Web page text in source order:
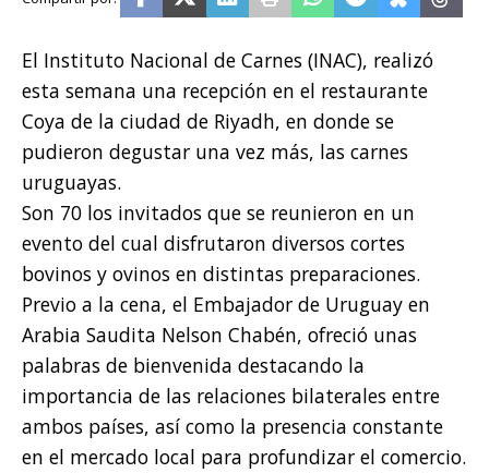
El Instituto Nacional de Carnes (INAC), realizó
esta semana una recepción en el restaurante
Coya de la ciudad de Riyadh, en donde se
pudieron degustar una vez más, las carnes
uruguayas.
Son 70 los invitados que se reunieron en un
evento del cual disfrutaron diversos cortes
bovinos y ovinos en distintas preparaciones.
Previo a la cena, el Embajador de Uruguay en
Arabia Saudita Nelson Chabén, ofreció unas
palabras de bienvenida destacando la
importancia de las relaciones bilaterales entre
ambos países, así como la presencia constante
en el mercado local para profundizar el comercio.